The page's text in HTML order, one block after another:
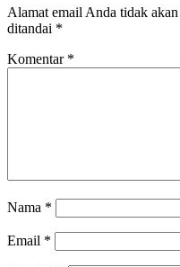
Alamat email Anda tidak
ditandai *
Komentar *
Nama *
Email *